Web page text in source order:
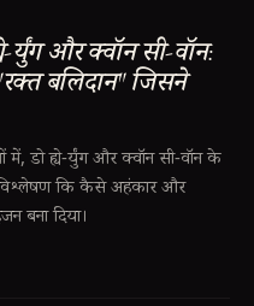
र्युंग और क्वॉन सी-वॉन:
बलिदान" जिसने
डो ह्ये-र्युंग और क्वॉन सी-वॉन के
विश्लेषण कि कैसे अहंकार और
बना दिया।